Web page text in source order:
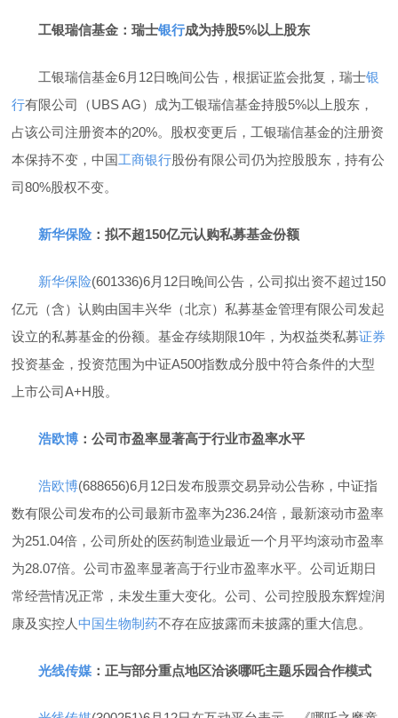
工银瑞信基金：瑞士银行成为持股5%以上股东
工银瑞信基金6月12日晚间公告，根据证监会批复，瑞士银
行有限公司（UBS AG）成为工银瑞信基金持股5%以上股东，
占该公司注册资本的20%。股权变更后，工银瑞信基金的注册资
本保持不变，中国工商银行股份有限公司仍为控股股东，持有公
司80%股权不变。
新华保险 ：拟不超150亿元认购私募基金份额
新华保险(601336)6月12日晚间公告，公司拟出资不超过150
亿元（含）认购由国丰兴华（北京）私募基金管理有限公司发起
设立的私募基金的份额。基金存续期限10年，为权益类私募证券
投资基金，投资范围为中证A500指数成分股中符合条件的大型
上市公司A+H股。
浩欧博 ：公司市盈率显著高于行业市盈率水平
浩欧博(688656)6月12日发布股票交易异动公告称，中证指
数有限公司发布的公司最新市盈率为236.24倍，最新滚动市盈率
为251.04倍，公司所处的医药制造业最近一个月平均滚动市盈率
为28.07倍。公司市盈率显著高于行业市盈率水平。公司近期日
常经营情况正常，未发生重大变化。公司、公司控股股东辉煌润
康及实控人中国生物制药不存在应披露而未披露的重大信息。
光线传媒 ：正与部分重点地区洽谈哪吒主题乐园合作模式